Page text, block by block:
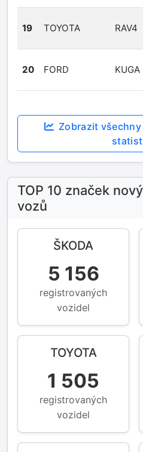
19 TOYOTA RAV4
20 FORD KUGA
Zobrazit
TOP 10 značek
vozů
ŠKODA
5 156
registrovaných
vozidel
TOYOTA
1 505
registrovaných
vozidel